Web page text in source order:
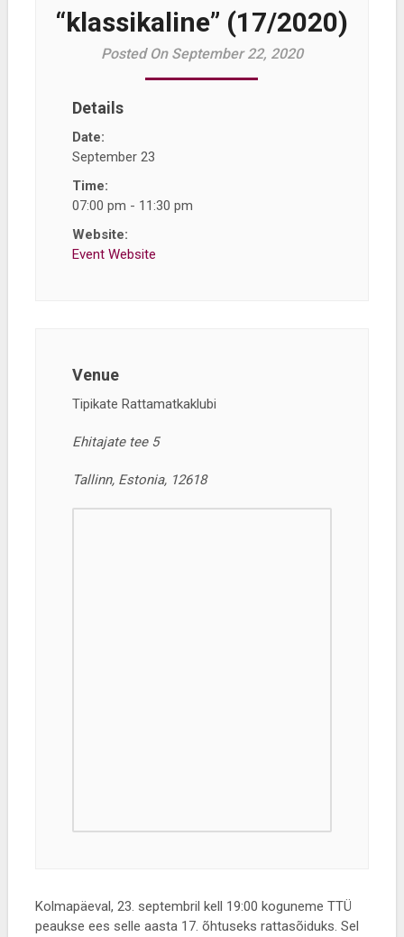
“klassikaline” (17/2020)
Posted On September 22, 2020
Details
Date:
September 23
Time:
07:00 pm - 11:30 pm
Website:
Event Website
Venue
Tipikate Rattamatkaklubi
Ehitajate tee 5
Tallinn, Estonia, 12618
Kolmapäeval, 23. septembril kell 19:00 koguneme TTÜ
peaukse ees selle aasta 17. õhtuseks rattasõiduks. Sel